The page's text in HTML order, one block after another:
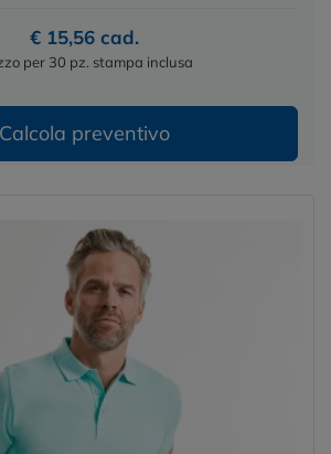
€ 15,56 cad.
per 30 pz. stampa inclusa
Calcola preventivo